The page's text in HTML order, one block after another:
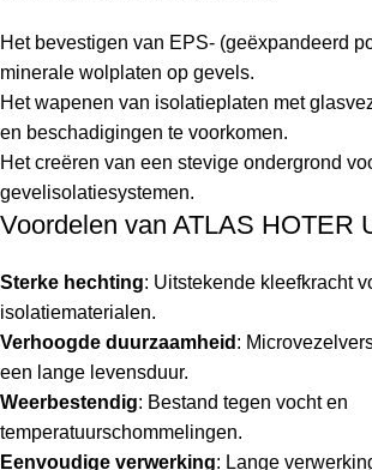
Het bevestigen van EPS- (geëxpandeerd
minerale wolplaten op gevels.
Het wapenen van isolatieplaten met
en beschadigingen te voorkomen.
Het creëren van een stevige ondergrond
gevelisolatiesystemen.
Voordelen van ATLAS HOTER
Sterke hechting: Uitstekende kleefkracht
isolatiematerialen.
Verhoogde duurzaamheid :
een lange levensduur.
Weerbestendig: Bestand tegen vocht en
temperatuurschommelingen.
Eenvoudige verwerking: Lange